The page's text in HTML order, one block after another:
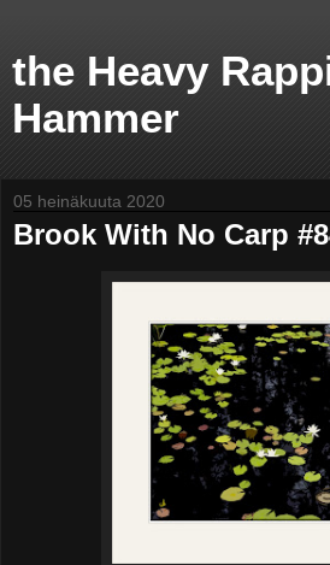
the Heavy
Hammer
05 heinäkuuta 2020
Brook With No Carp